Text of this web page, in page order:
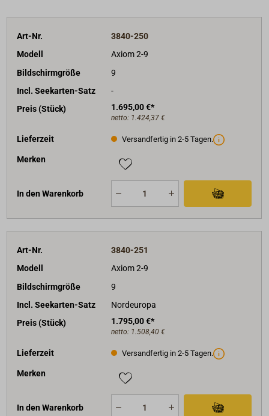
Bluetooth: V4.0, WLAN: 802.11/b/g/n
Anschluss Zubehör: Mikro USB
Interner Speicher: 64 GB
poliger RealVision-Steckverbinder. Erfordert das
Adapterkabel A80490 für CPT-S-Geber
kompatible Sensoren: Radar, Autopilot,
Sonarmodul, AIS-Transceiver, Wärmebildkameras
und Kameras für sichtbares Licht,
UKW-Funkgeräte, Motorintegration, Digital
Switching, assistiertes Anlegen, Augmented
Art-Nr.
3840-250
Modell
Axiom 2-9
Bildschirmgröße
9
Incl. Seekarten-Satz
-
Preis (Stück)
1.695,00 €*
netto: 1.424,37 €
Lieferzeit Versandfertig in 2-5 Tagen.
Merken
In den Warenkorb
Art-Nr.
3840-251
Modell
Axiom 2-9
Bildschirmgröße
9
Incl. Seekarten-Satz
Nordeuropa
Preis (Stück)
1.795,00 €*
netto: 1.508,40 €
Lieferzeit Versandfertig in 2-5 Tagen.
Merken
In den Warenkorb